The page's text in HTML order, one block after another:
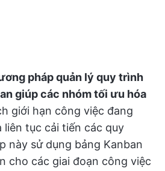
pháp quản lý quy trình
giúp các nhóm tối ưu hóa
giới hạn công việc đang
liên tục cải tiến các quy
này sử dụng bảng Kanban
cho các giai đoạn công việc